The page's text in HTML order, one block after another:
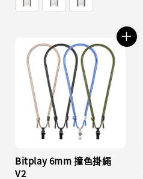
Bitplay 6mm 撞色掛繩
V2